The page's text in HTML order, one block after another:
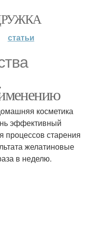
статьи
косметика
эффективный
старения
желатиновые
в неделю.